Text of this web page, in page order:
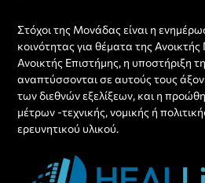
Στόχοι της Μονάδας είναι η
κοινότητας για θέματα της
Ανοικτής Επιστήμης, η υποστήριξη
αναπτύσσονται σε αυτούς τους
των διεθνών εξελίξεων, και η
μέτρων -τεχνικής, νομικής ή
ερευνητικού υλικού.